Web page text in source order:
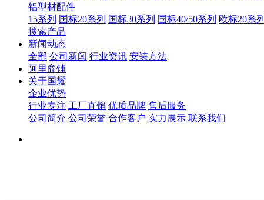
铝型材配件
15系列 国标20系列 国标30系列 国标40/50系列 欧标20系列
搜索产品
新闻动态
全部 公司新闻 行业资讯 安装方法
阿里商铺
关于国耀
企业优势
行业专注 工厂直销 优质品牌 售后服务
公司简介 公司荣誉 合作客户 实力展示 联系我们